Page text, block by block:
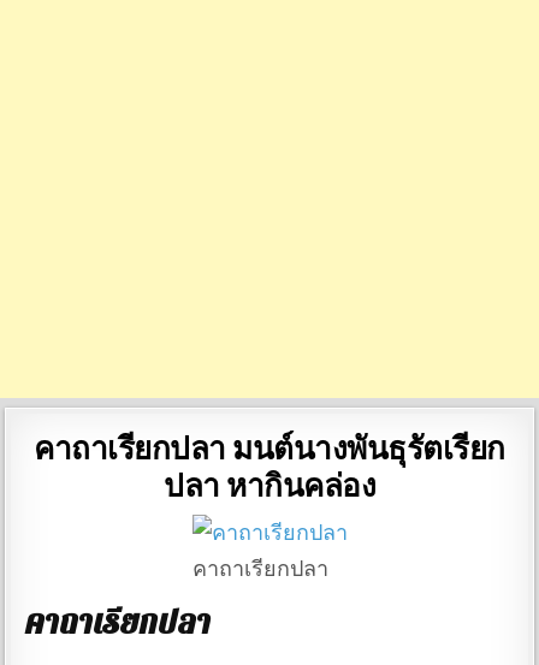
คาถาเรียกปลา มนต์นางพันธุรัตเรียก
ปลา หากินคล่อง
คาถาเรียกปลา
คาถาเรียกปลา